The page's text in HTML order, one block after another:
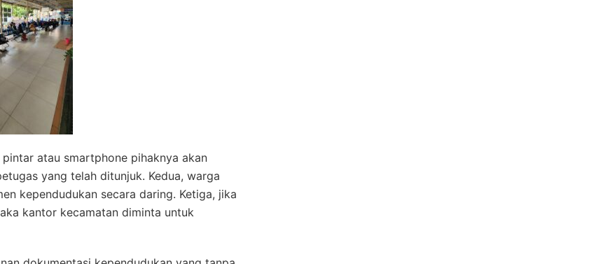
atau smartphone pihaknya akan
yang telah ditunjuk. Kedua, warga
kependudukan secara daring. Ketiga, jika
kantor kecamatan diminta untuk